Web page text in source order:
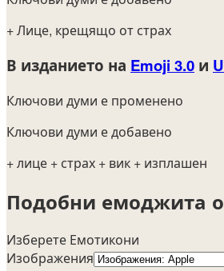
+ Лице, крещящо от страх
В изданието на Emoji 3.0 и
Ключови думи е променено
Ключови думи е добавено
+ лице + страх + вик + изплашен
Подобни емоджита
Изберете Емотикони
Изображения